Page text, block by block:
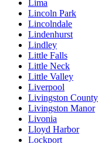
Lima
Lincoln Park
Lincolndale
Lindenhurst
Lindley
Little Falls
Little Neck
Little Valley
Liverpool
Livingston County
Livingston Manor
Livonia
Lloyd Harbor
Lockport